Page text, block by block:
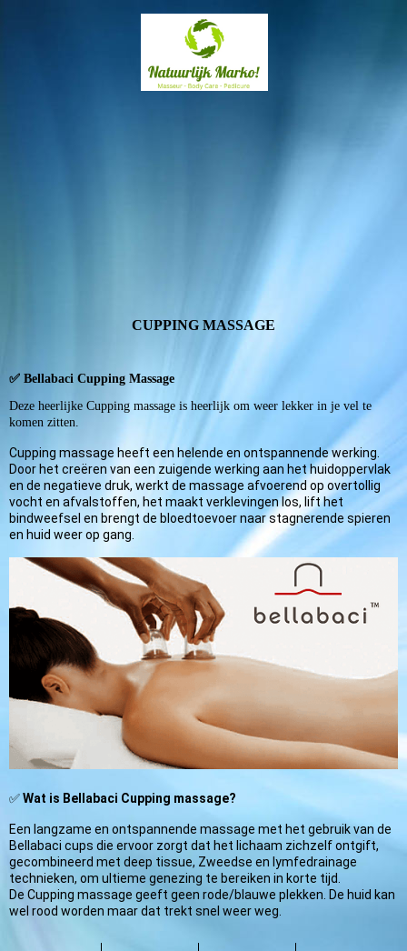
CUPPING MASSAGE
✅ Bellabaci Cupping Massage
Deze heerlijke Cupping massage is heerlijk om weer lekker in je vel te
komen zitten.
Cupping massage heeft een helende en ontspannende werking.
Door het creëren van een zuigende werking aan het huidoppervlak
en de negatieve druk, werkt de massage afvoerend op overtollig
vocht en afvalstoffen, het maakt verklevingen los, lift het
bindweefsel en brengt de bloedtoevoer naar stagnerende spieren
en huid weer op gang.
✅Wat is Bellabaci Cupping massage?
Een langzame en ontspannende massage met het gebruik van de
Bellabaci cups die ervoor zorgt dat het lichaam zichzelf ontgift,
gecombineerd met deep tissue, Zweedse en lymfedrainage
technieken, om ultieme genezing te bereiken in korte tijd.
De Cupping massage geeft geen rode/blauwe plekken. De huid kan
wel rood worden maar dat trekt snel weer weg.